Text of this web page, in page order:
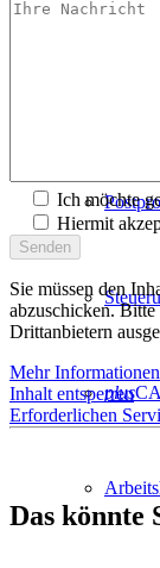
PAL-
plus
Ich möchte
Hiermit
Sie müssen den
abzuschicken. Bitte
Drittanbietern
Mehr Informationen
Inhalt entsperren
Erforderlichen
Das könnte